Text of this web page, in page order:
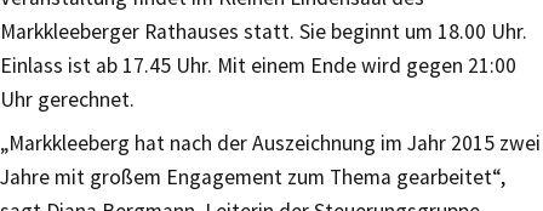
Markkleeberger Rathauses statt. Sie beginnt um 18.00 Uhr.
Einlass ist ab 17.45 Uhr. Mit einem Ende wird gegen 21:00
Uhr gerechnet.
„Markkleeberg hat nach der Auszeichnung im Jahr 2015 zwei
Jahre mit großem Engagement zum Thema gearbeitet“,